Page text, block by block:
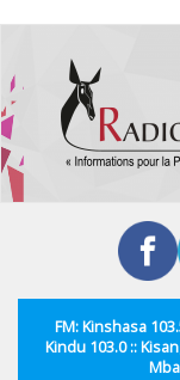
contenu
principal
FM: Kinshasa
Kindu 103.0 ::